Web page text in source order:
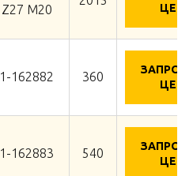
Z27 М20
ЦЕНУ
1-162882 360
ЦЕНУ
1-162883 540
ЦЕНУ